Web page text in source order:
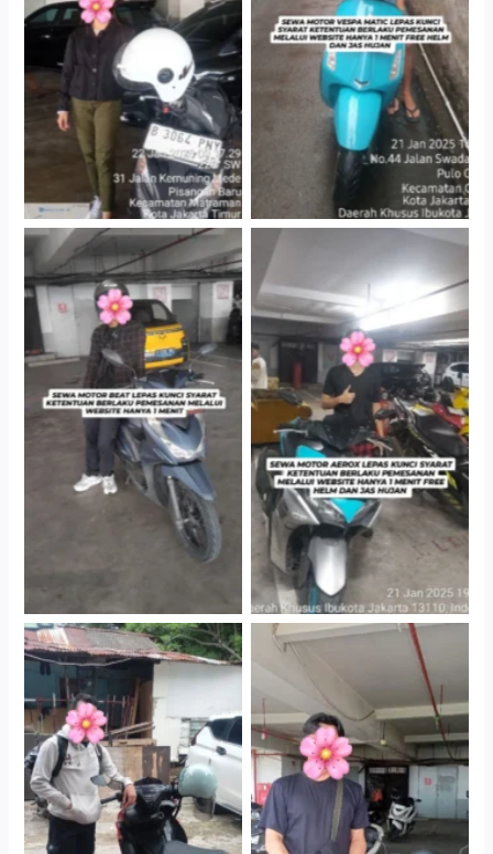
Cityplaza Jatinegara
Gedung Parkir P6A
Antar Jemput Kendaraan
Cityplaza Jatinegara
Gedung Parkir P6A
Cityplaza Jatinegara
Gedung Parkir P6A
Cabang Jakarta Barat
Cityplaza Jatinegara
Gedung Parkir P6A